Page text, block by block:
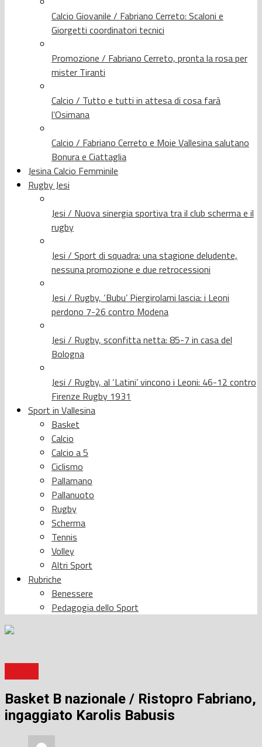
Calcio Giovanile / Fabriano Cerreto: Scaloni e
Giorgetti coordinatori tecnici
Promozione / Fabriano Cerreto, pronta la rosa per
mister Tiranti
Calcio / Tutto e tutti in attesa di cosa farà
l’Osimana
Calcio / Fabriano Cerreto e Moie Vallesina salutano
Bonura e Ciattaglia
Jesina Calcio Femminile
Rugby Jesi
Jesi / Nuova sinergia sportiva tra il club scherma e il
rugby
Jesi / Sport di squadra: una stagione deludente,
nessuna promozione e due retrocessioni
Jesi / Rugby, ‘Bubu’ Piergirolami lascia: i Leoni
perdono 7-26 contro Modena
Jesi / Rugby, sconfitta netta: 85-7 in casa del
Bologna
Jesi / Rugby, al ‘Latini’ vincono i Leoni: 46-12 contro
Firenze Rugby 1931
Sport in Vallesina
Basket
Calcio
Calcio a 5
Ciclismo
Pallamano
Pallanuoto
Rugby
Scherma
Tennis
Volley
Altri Sport
Rubriche
Benessere
Pedagogia dello Sport
Basket B nazionale / Ristopro Fabriano,
ingaggiato Karolis Babusis